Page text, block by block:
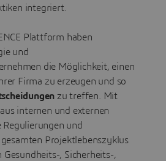
integriert.
Plattform haben
und
die Möglichkeit, einen
Firma zu erzeugen und so
zu treffen. Mit
internen und externen
Regulierungen und
Projektlebenszyklus
Gesundheits-, Sicherheits-,